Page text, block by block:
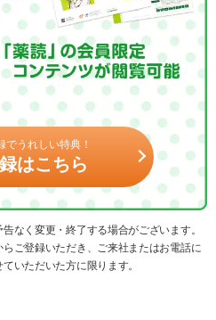
でうれしい特典！
はこちら
なく変更・終了する場合がございます。
ご登録いただき、ご来社またはお電話に
いただいた方に限ります。